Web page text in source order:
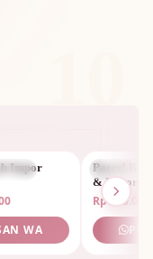
Impor
WA
PARCEL
Parcel
& Impor
Rp 950.000